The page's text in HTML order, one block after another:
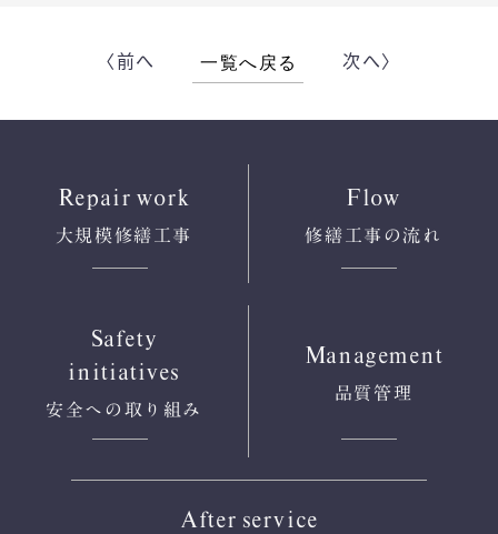
〈前へ 一覧へ戻る 次へ〉
Repair work
大規模修繕工事
Flow
修繕工事の流れ
Safety
initiatives
安全への 取り組み
Management
品質管理
After service